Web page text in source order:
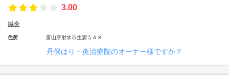
3.00
鍼灸
住所 富山県射水市生源寺４８
丹保はり・灸治療院のオーナー様ですか？